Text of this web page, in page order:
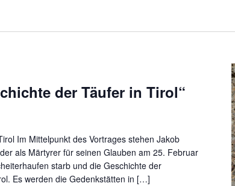
der Täufer in Tirol“
Im Mittelpunkt des Vortrages stehen Jakob
als Märtyrer für seinen Glauben am 25. Februar
starb und die Geschichte der
Es werden die Gedenkstätten in […]